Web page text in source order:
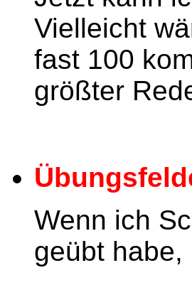
Vielleicht
fast 100
größter
Wenn ich
geübt habe,